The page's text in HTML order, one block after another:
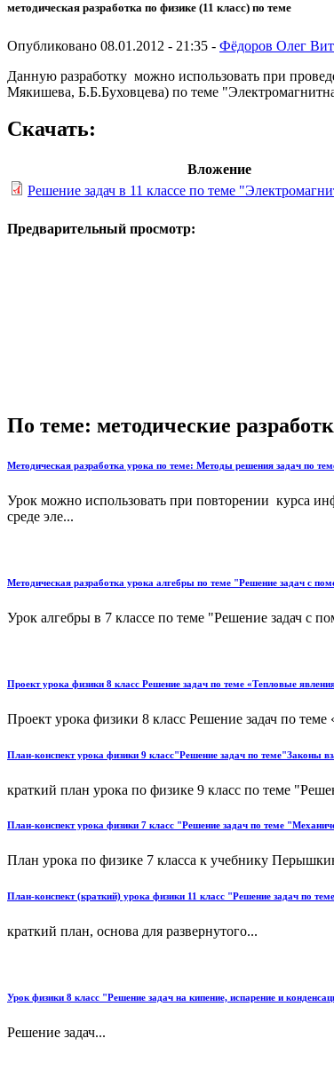
методическая разработка по физике (11 класс) по теме
Опубликовано 08.01.2012 - 21:35 - Фёдоров Олег
Данную разработку можно использовать при
Мякишева, Б.Б.Буховцева) по теме
Скачать:
Вложение
Решение задач в 11 классе по теме
Предварительный просмотр:
По теме: методические
Методическая разработка урока по теме: Методы решения задач по
Урок можно использовать при повторении курса
среде эле...
Методическая разработка урока алгебры по теме "Решение задач с
Урок алгебры в 7 классе по теме "Решение задач с
Проект урока физики 8 класс Решение задач по теме «Тепловые
Проект урока физики 8 класс Решение задач по
План-конспект урока физики 9 класс"Решение задач по теме"Законы
краткий план урока по физике 9 класс по теме
План-конспект урока физики 7 класс "Решение задач по теме
План урока по физике 7 класса к учебнику
План-конспект (краткий) урока физики 11 класс "Решение задач по
краткий план, основа для развернутого...
Урок физики 8 класс "Решение задач на кипение, испарение и
Решение задач...